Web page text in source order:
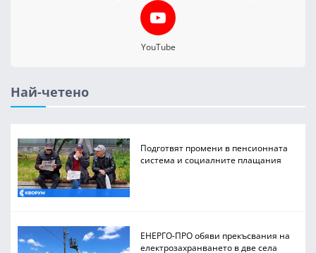
YouTube
Най-четено
Подготвят промени в пенсионната
система и социалните плащания
ЕНЕРГО-ПРО обяви прекъсвания на
електрозахранването в две села